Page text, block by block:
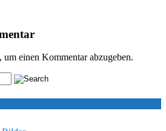
um einen Kommentar abzugeben.